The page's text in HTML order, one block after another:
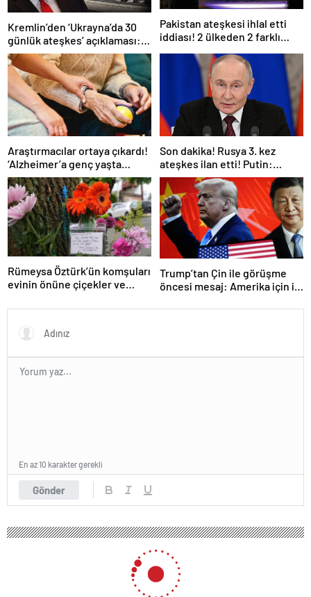
Kremlin’den ‘Ukrayna’da 30
günlük ateşkes’ açıklaması:
Bunu iyice düşünmeliyiz
Pakistan ateşkesi ihlal etti
iddiası! 2 ülkeden 2 farklı
Araştırmacılar ortaya çıkardı!
‘Alzheimer’a genç yaşta
yakalanabilirsiniz’
Son dakika! Rusya 3. kez
ateşkes ilan etti! Putin:
Erdoğan ile görüşme
gerçekleştireceğiz
Rümeysa Öztürk’ün komşuları
evinin önüne çiçekler ve
Trump’tan Çin ile görüşme
öncesi mesaj: Amerika için iyi
Gönder
En az 10 karakter gerekli